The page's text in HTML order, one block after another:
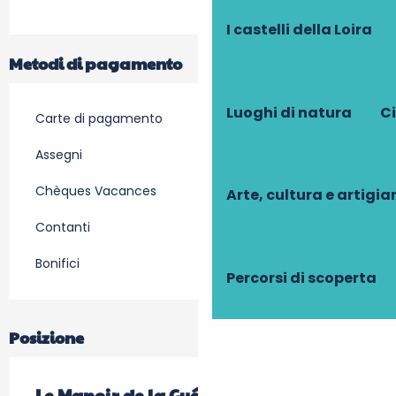
I castelli della Loira
Luoghi di natura
Arte, cultura e
Percorsi di scoperta
Metodi di pagamento
Carte di pagamento
Assegni
Chèques Vacances
Contanti
Bonifici
Posizione